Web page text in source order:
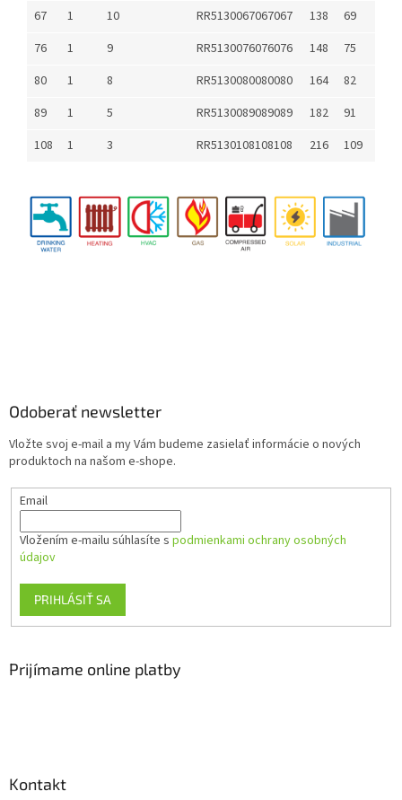
67
1 10 RR5130067067067 138
69
76
1 9 RR5130076076076 148
75
80
1 8 RR5130080080080 164
82
89
1 5 RR5130089089089 182
91
108
1 3 RR5130108108108 216 109
Odoberať newsletter
Vložte svoj e-mail a my Vám budeme zasielať informácie o nových
produktoch na našom e-shope.
Email
Vložením e-mailu súhlasíte s podmienkami ochrany osobných
údajov
PRIHLÁSIŤ SA
Prijímame online platby
Kontakt